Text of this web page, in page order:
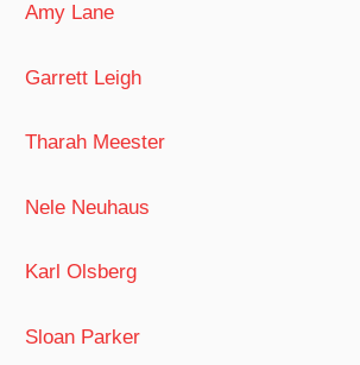
Amy Lane
Garrett Leigh
Tharah Meester
Nele Neuhaus
Karl Olsberg
Sloan Parker